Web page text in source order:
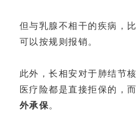
但与乳腺不相干的疾病，
可以按规则报销。
此外，长相安对于肺结节
医疗险都是直接拒保的，
外承保。